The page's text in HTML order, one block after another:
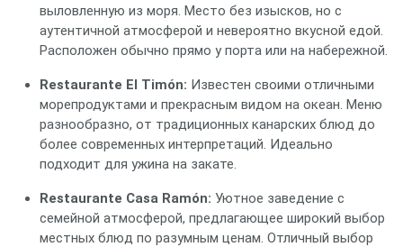
выловленную из моря. Место без изысков, но с
аутентичной атмосферой и невероятно вкусной едой.
Расположен обычно прямо у порта или на набережной.
Restaurante El Timón: Известен своими отличными
морепродуктами и прекрасным видом на океан. Меню
разнообразно, от традиционных канарских блюд до
более современных интерпретаций. Идеально
подходит для ужина на закате.
Restaurante Casa Ramón: Уютное заведение с
семейной атмосферой, предлагающее широкий выбор
местных блюд по разумным ценам. Отличный выбор